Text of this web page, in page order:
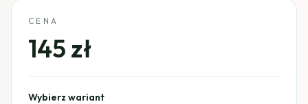
CENA
145 zł
Wybierz wariant